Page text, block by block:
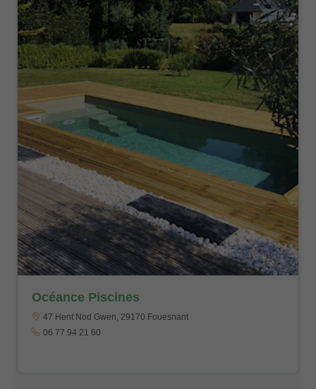
Océance Piscines
47 Hent Nod Gwen, 29170 Fouesnant
06 77 94 21 60